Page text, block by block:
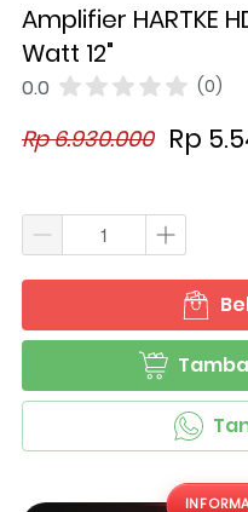
Amplifier HARTKE
Watt 12"
0.0 (0)
Rp 6.930.000 Rp
`
`
`